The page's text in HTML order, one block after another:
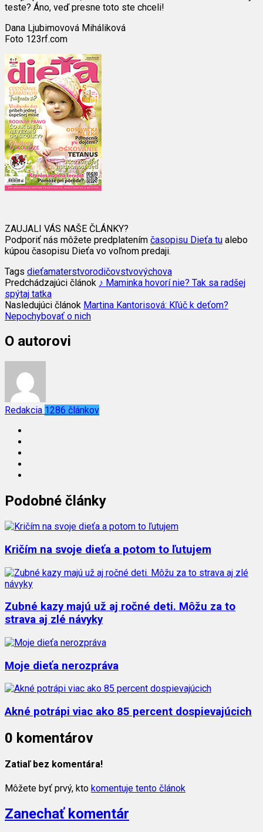
teste? Áno, veď presne toto ste chceli!
Dana Ljubimovová Miháliková
Foto 123rf.com
ZAUJALI VÁS NAŠE ČLÁNKY?
Podporiť nás môžete predplatením časopisu Dieťa tu alebo
kúpou časopisu Dieťa vo voľnom predaji.
Tags dieťamaterstvorodičovstvovýchova
Predchádzajúci článok ♪ Maminka hovorí nie? Tak sa radšej
spýtaj tatka
Nasledujúci článok Martina Kantorisová: Kľúč k deťom?
Nepochybovať o nich
O autorovi
Redakcia 1286 článkov
Podobné články
Kričím na svoje dieťa a potom to ľutujem
Zubné kazy majú už aj ročné deti. Môžu za to
strava aj zlé návyky
Moje dieťa nerozpráva
Akné potrápi viac ako 85 percent dospievajúcich
0 komentárov
Zatiaľ bez komentára!
Môžete byť prvý, kto komentuje tento článok
Zanechať komentár